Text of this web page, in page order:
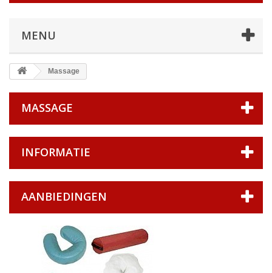
MENU
Massage
MASSAGE
INFORMATIE
AANBIEDINGEN